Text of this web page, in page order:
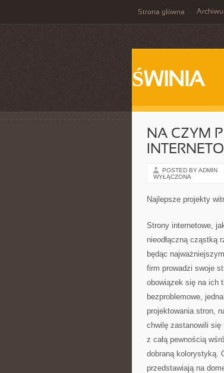
Strona główna
ŚWINIA
NA CZYM
POSTED BY ADMIN
WYŁĄCZONA
Najlepsze projekty
Strony internetowe,
nieodłączną cząstką
będąc
firm prowadzi swoje
obowiązek się na ich
bezproblemowe,
projektowania stron,
chwilę zastanowili się
z całą pewnością
dobraną kolorystyką.
przedstawiają na